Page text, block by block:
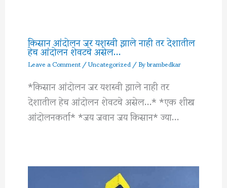
किसान आंदोलन जर यशस्वी झाले नाही तर देशातील
हेच आंदोलन शेवटचे असेल…
Leave a Comment/Uncategorized/ Bybrambedkar
*किसान आंदोलन जर यशस्वी झाले नाही तर
देशातील हेच आंदोलन शेवटचे असेल…* *एक शीख
आंदोलनकर्ता* *जय जवान जय किसान* ज्या…